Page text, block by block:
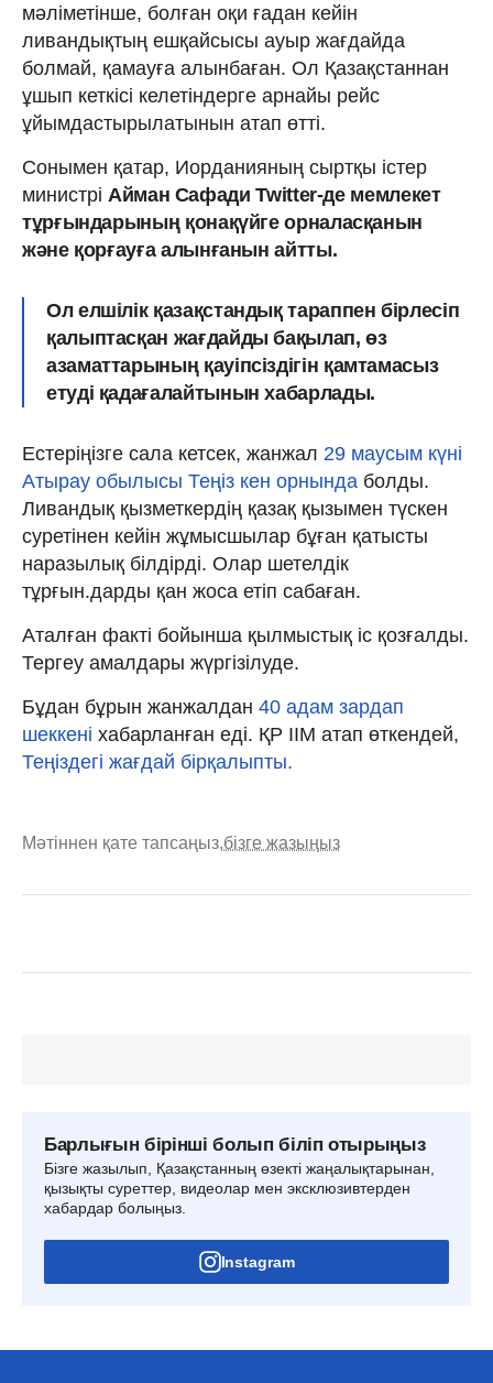
мәліметінше, болған оқи ғадан кейін
ливандықтың ешқайсысы ауыр жағдайда
болмай, қамауға алынбаған. Ол Қазақстаннан
ұшып кеткісі келетіндерге арнайы рейс
ұйымдастырылатынын атап өтті.
Сонымен қатар, Иорданияның сыртқы істер
министрі Айман Сафади Twitter-де мемлекет
тұрғындарының қонақүйге орналасқанын
және қорғауға алынғанын айтты.
Ол елшілік қазақстандық тараппен бірлесіп
қалыптасқан жағдайды бақылап, өз
азаматтарының қауіпсіздігін қамтамасыз
етуді қадағалайтынын хабарлады.
Естеріңізге сала кетсек, жанжал 29 маусым күні
Атырау обылысы Теңіз кен орнында болды.
Ливандық қызметкердің қазақ қызымен түскен
суретінен кейін жұмысшылар бұған қатысты
наразылық білдірді. Олар шетелдік
тұрғын.дарды қан жоса етіп сабаған.
Аталған факті бойынша қылмыстық іс қозғалды.
Тергеу амалдары жүргізілуде.
Бұдан бұрын жанжалдан 40 адам зардап
шеккені хабарланған еді. ҚР ІІМ атап өткендей,
Теңіздегі жағдай бірқалыпты.
Мәтіннен қате тапсаңыз,бізге жазыңыз
Барлығын бірінші болып біліп отырыңыз
Бізге жазылып, Қазақстанның өзекті жаңалықтарынан,
қызықты суреттер, видеолар мен эксклюзивтерден
хабардар болыңыз.
Instagram